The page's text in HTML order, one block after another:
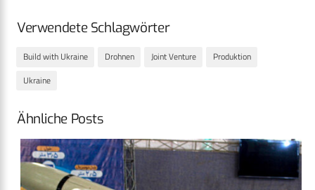
Verwendete Schlagwörter
Build with Ukraine Drohnen Joint Venture
Produktion
Ukraine
Ähnliche Posts